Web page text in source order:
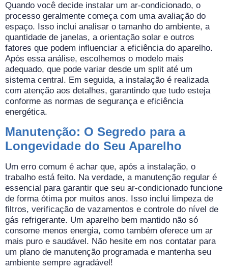
Quando você decide instalar um ar-condicionado, o
processo geralmente começa com uma avaliação do
espaço. Isso inclui analisar o tamanho do ambiente, a
quantidade de janelas, a orientação solar e outros
fatores que podem influenciar a eficiência do aparelho.
Após essa análise, escolhemos o modelo mais
adequado, que pode variar desde um split até um
sistema central. Em seguida, a instalação é realizada
com atenção aos detalhes, garantindo que tudo esteja
conforme as normas de segurança e eficiência
energética.
Manutenção: O Segredo para a
Longevidade do Seu Aparelho
Um erro comum é achar que, após a instalação, o
trabalho está feito. Na verdade, a manutenção regular é
essencial para garantir que seu ar-condicionado funcione
de forma ótima por muitos anos. Isso inclui limpeza de
filtros, verificação de vazamentos e controle do nível de
gás refrigerante. Um aparelho bem mantido não só
consome menos energia, como também oferece um ar
mais puro e saudável. Não hesite em nos contatar para
um plano de manutenção programada e mantenha seu
ambiente sempre agradável!